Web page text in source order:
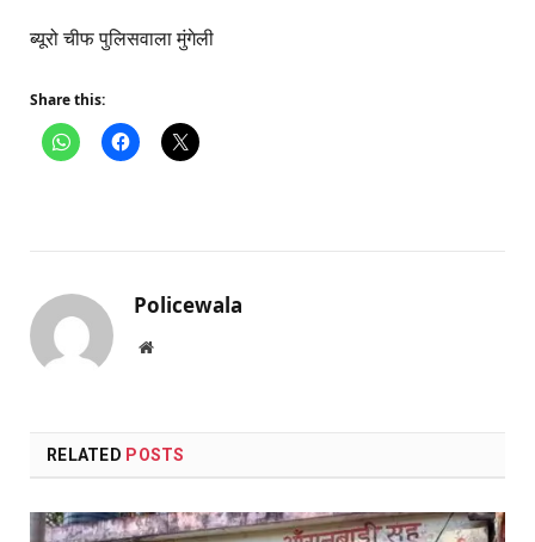
ब्यूरो चीफ पुलिसवाला मुंगेली
Share this:
Policewala
Website
RELATED POSTS